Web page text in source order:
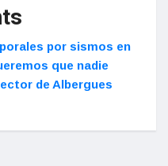
por sismos en
que nadie
de Albergues